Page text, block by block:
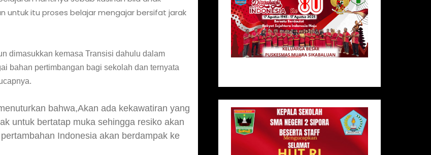
untuk itu proses belajar mengajar bersifat jarak
dimasukkan kemasa Transisi dahulu dalam
bahan pertimbangan bagi sekolah dan ternyata
bahwa,Akan ada kekawatiran yang
untuk bertatap muka sehingga resiko akan
Indonesia akan berdampak ke